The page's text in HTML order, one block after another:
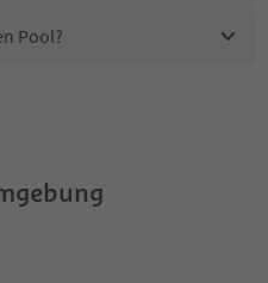
Pool?
Apartments Sorapunt
Sorapunt?
einen